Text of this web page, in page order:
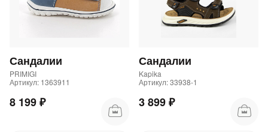
Сандалии
PRIMIGI
Артикул: 1363911
8 199 ₽
Сандалии
Kapika
Артикул: 33938-1
3 899 ₽